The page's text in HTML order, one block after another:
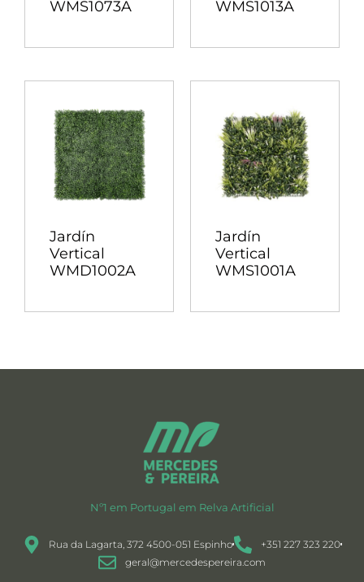
WMS1073A
WMS1013A
Jardín
Vertical
WMD1002A
Jardín
Vertical
WMS1001A
Nº1 em Portugal em Relva Artificial
Rua da Lagarta, 372 4500-051 Espinho
+351 227 323 220
geral@mercedespereira.com